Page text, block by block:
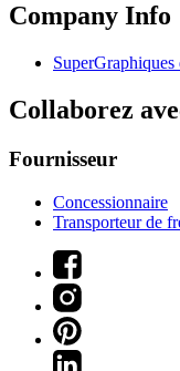
Company Info
SuperGraphiques
Collaborez
Fournisseur
Concessionnaire
Transporteur de